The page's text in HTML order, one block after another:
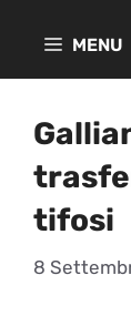
MENU
tifosi
8